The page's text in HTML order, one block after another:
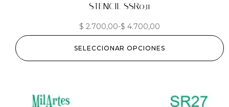
STENCIL SSR031
$ 2.700,00-$ 4.700,00
SELECCIONAR OPCIONES